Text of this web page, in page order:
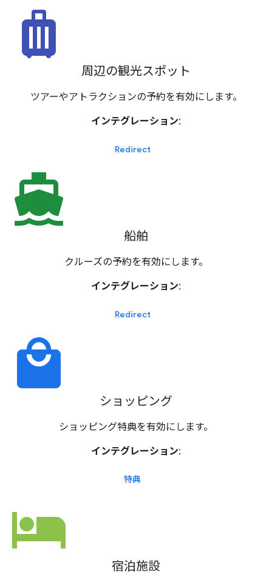
luggage
周辺の観光スポット
ツアーやアトラクションの予約を有効にします。
インテグレーション:
Redirect
directions_boat
船舶
クルーズの予約を有効にします。
インテグレーション:
Redirect
local_mall
ショッピング
ショッピング特典を有効にします。
インテグレーション:
特典
hotel
宿泊施設